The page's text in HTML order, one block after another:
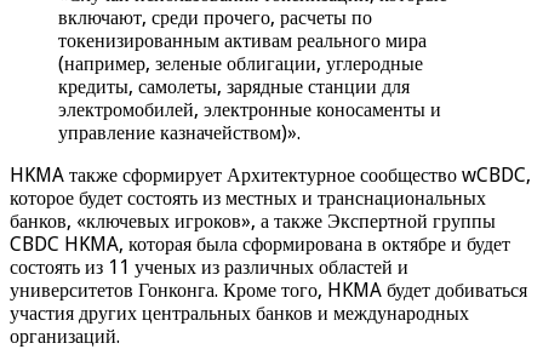
включают, среди прочего, расчеты по
токенизированным активам реального мира
(например, зеленые облигации, углеродные
кредиты, самолеты, зарядные станции для
электромобилей, электронные коносаменты и
управление казначейством)».
HKMA также сформирует Архитектурное сообщество wCBDC,
которое будет состоять из местных и транснациональных
банков, «ключевых игроков», а также Экспертной группы
CBDC HKMA, которая была сформирована в октябре и будет
состоять из 11 ученых из различных областей и
университетов Гонконга. Кроме того, HKMA будет добиваться
участия других центральных банков и международных
организаций.